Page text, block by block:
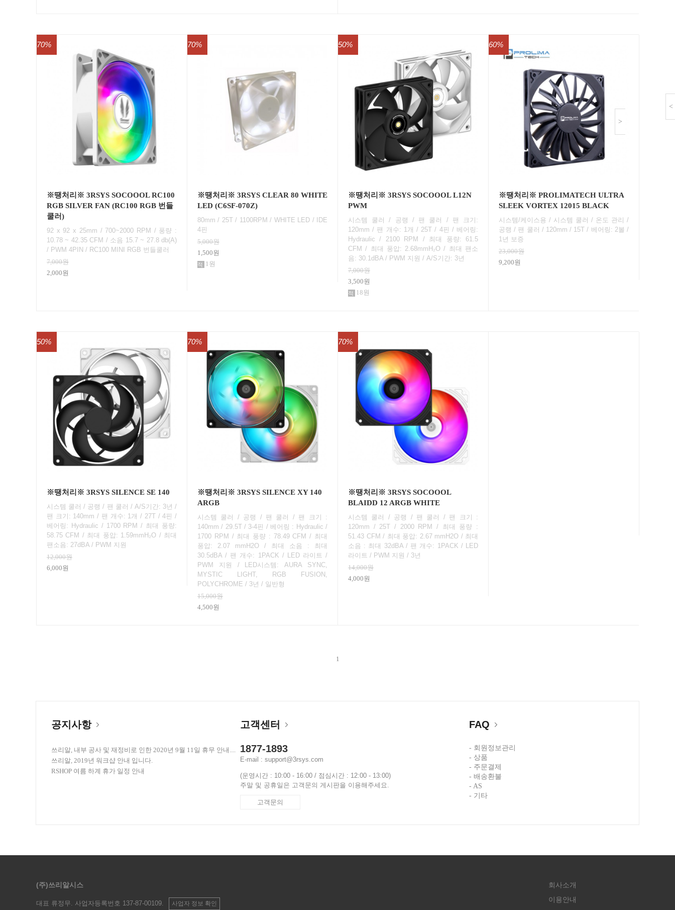
※땡처리※ 3RSYS SOCOOOL RC100
RGB SILVER FAN (RC100 RGB 번들
쿨러)
92 x 92 x 25mm / 700~2000 RPM / 풍량 :
10.78 ~ 42.35 CFM / 소음 15.7 ~ 27.8 db(A)
/ PWM 4PIN / RC100 MINI RGB 번들쿨러
7,000원
2,000원
70%
※땡처리※ 3RSYS CLEAR 80 WHITE
LED (C6SF-070Z)
80mm / 25T / 1100RPM / WHITE LED / IDE
4핀
5,000원
1,500원
1원
70%
※땡처리※ 3RSYS SOCOOOL L12N
PWM
시스템 쿨러 / 공랭 / 팬 쿨러 / 팬 크기:
120mm / 팬 개수: 1개 / 25T / 4핀 / 베어링:
Hydraulic / 2100 RPM / 최대 풍량: 61.5
CFM / 최대 풍압: 2.68mmH₂O / 최대 팬소
음: 30.1dBA / PWM 지원 / A/S기간: 3년
7,000원
3,500원
18원
50%
※땡처리※ PROLIMATECH ULTRA
SLEEK VORTEX 12015 BLACK
시스템/케이스용 / 시스템 쿨러 / 온도 관리 /
공랭 / 팬 쿨러 / 120mm / 15T / 베어링: 2볼 /
1년 보증
23,000원
9,200원
60%
※땡처리※ 3RSYS SILENCE SE 140
시스템 쿨러 / 공랭 / 팬 쿨러 / A/S기간: 3년 /
팬 크기: 140mm / 팬 개수: 1개 / 27T / 4핀 /
베어링: Hydraulic / 1700 RPM / 최대 풍량:
58.75 CFM / 최대 풍압: 1.59mmH₂O / 최대
팬소음: 27dBA / PWM 지원
12,000원
6,000원
50%
※땡처리※ 3RSYS SILENCE XY 140
ARGB
시스템 쿨러 / 공랭 / 팬 쿨러 / 팬 크기 :
140mm / 29.5T / 3-4핀 / 베어링 : Hydraulic /
1700 RPM / 최대 풍량 : 78.49 CFM / 최대
풍압: 2.07 mmH2O / 최대 소음 : 최대
30.5dBA / 팬 개수: 1PACK / LED 라이트 /
PWM 지원 / LED시스템: AURA SYNC,
MYSTIC LIGHT, RGB FUSION,
POLYCHROME / 3년 / 일반형
15,000원
4,500원
70%
※땡처리※ 3RSYS SOCOOOL
BLAIDD 12 ARGB WHITE
시스템 쿨러 / 공랭 / 팬 쿨러 / 팬 크기 :
120mm / 25T / 2000 RPM / 최대 풍량 :
51.43 CFM / 최대 풍압: 2.67 mmH2O / 최대
소음 : 최대 32dBA / 팬 개수: 1PACK / LED
라이트 / PWM 지원 / 3년
14,000원
4,000원
70%
1
공지사항
쓰리알, 내부 공사 및 재정비로 인한 2020년 9월 11일 휴무 안내....
쓰리알, 2019년 워크샵 안내 입니다.
RSHOP 여름 하계 휴가 일정 안내
고객센터
1877-1893
E-mail : support@3rsys.com
(운영시간 : 10:00 - 16:00 / 점심시간 : 12:00 - 13:00)
주말 및 공휴일은 고객문의 게시판을 이용해주세요.
고객문의
FAQ
- 회원정보관리
- 상품
- 주문결제
- 배송환불
- AS
- 기타
회사소개
이용안내
(주)쓰리알시스
대표 류정무 . 사업자등록번호 137-87-00109. 사업자 정보 확인
<
>